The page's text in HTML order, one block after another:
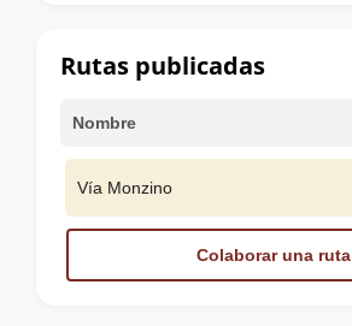
cumbre
Rutas publicadas
Nombre
Vía Monzino
Colaborar una ruta